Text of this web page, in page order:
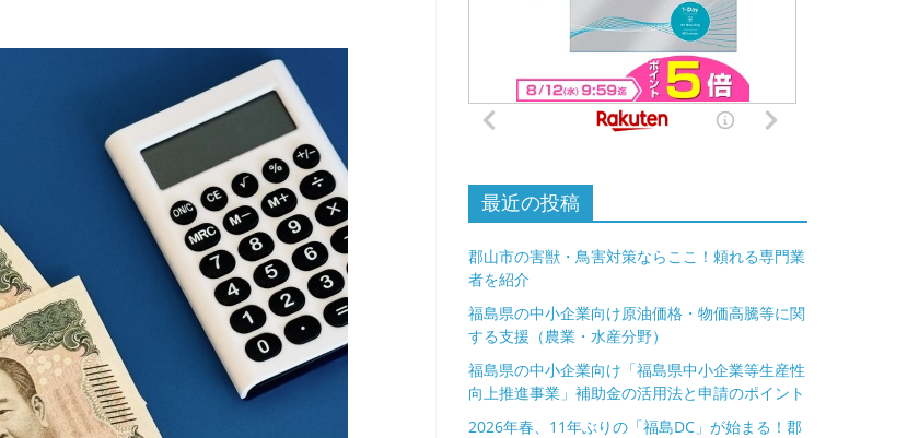
最近の投稿
郡山市の害獣・鳥害対策ならここ！頼れる専門業
者を紹介
福島県の中小企業向け原油価格・物価高騰等に関
する支援（農業・水産分野）
福島県の中小企業向け「福島県中小企業等生産性
向上推進事業」補助金の活用法と申請のポイント
2026年春、11年ぶりの「福島DC」が始まる！郡